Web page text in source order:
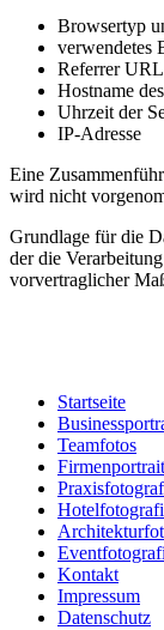
Browsertyp
verwendetes
Referrer URL
Hostname
Uhrzeit der
IP-Adresse
Eine
wird nicht
Grundlage für die
der die
vorvertraglicher
Startseite
Teamfotos
Firmenportrait
Kontakt
Impressum
Datenschutz